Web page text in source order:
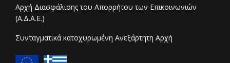
Αρχή Διασφάλισης του Απορρήτου των Επικοινωνιών
(Α.Δ.Α.Ε.)
Συνταγματικά κατοχυρωμένη Ανεξάρτητη Αρχή